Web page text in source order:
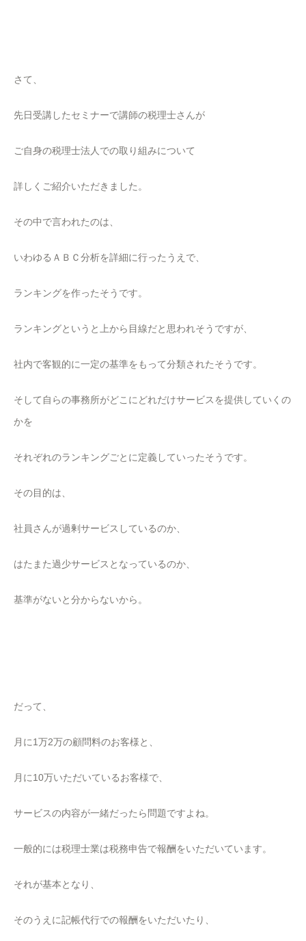
さて、
先日受講したセミナーで講師の税理士さんが
ご自身の税理士法人での取り組みについて
詳しくご紹介いただきました。
その中で言われたのは、
いわゆるＡＢＣ分析を詳細に行ったうえで、
ランキングを作ったそうです。
ランキングというと上から目線だと思われそうですが、
社内で客観的に一定の基準をもって分類されたそうです。
そして自らの事務所がどこにどれだけサービスを提供していくの
かを
それぞれのランキングごとに定義していったそうです。
その目的は、
社員さんが過剰サービスしているのか、
はたまた過少サービスとなっているのか、
基準がないと分からないから。
だって、
月に1万2万の顧問料のお客様と、
月に10万いただいているお客様で、
サービスの内容が一緒だったら問題ですよね。
一般的には税理士業は税務申告で報酬をいただいています。
それが基本となり、
そのうえに記帳代行での報酬をいただいたり、